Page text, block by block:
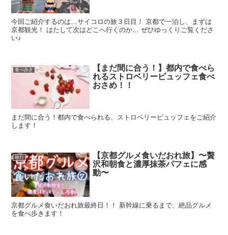
今回ご紹介するのは…サイコロの旅３日目！ 京都で一泊し、まずは
京都観光！ はたして次はどこへ行くのか… ぜひゆっくりご覧くださ
い♪
食べ歩き
【まだ間に合う！】都内で食べら
れるストロベリービュッフェ食べ
おさめ！！
まだ間に合う！都内で食べられる、ストロベリービュッフェをご紹介
します！
旅行
【京都グルメ食いだおれ旅】〜贅
沢和朝食と濃厚抹茶パフェに感
動〜
京都グルメ食いだおれ旅最終日！！ 新幹線に乗るまで、絶品グルメ
を食べ歩きます！